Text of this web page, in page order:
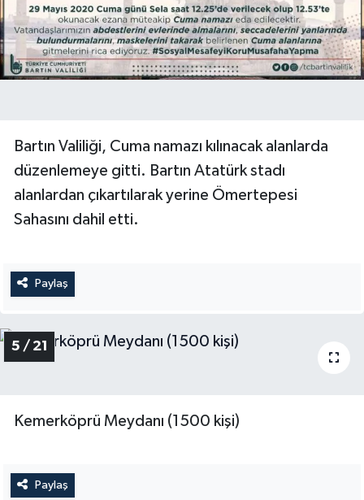
Bartın Valiliği, Cuma namazı kılınacak alanlarda
düzenlemeye gitti. Bartın Atatürk stadı
alanlardan çıkartılarak yerine Ömertepesi
Sahasını dahil etti.
Paylaş
5 / 21
Kemerköprü Meydanı (1500 kişi)
Paylaş